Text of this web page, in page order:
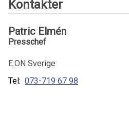
Kontakter
Patric Elmén
Presschef
E.ON Sverige
Tel: 073-719 67 98